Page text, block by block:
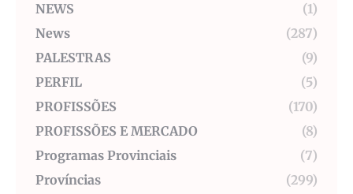
NEWS
(1)
News
(287)
PALESTRAS
(9)
PERFIL
(5)
PROFISSÕES
(170)
PROFISSÕES E MERCADO
(8)
Programas Provinciais
(7)
Províncias
(299)